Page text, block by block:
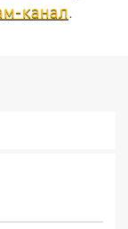
канал.